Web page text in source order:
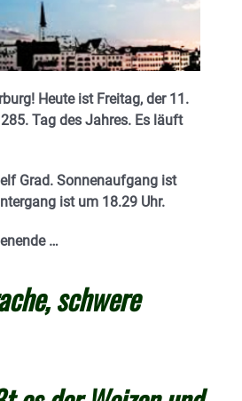
Heute ist Freitag, der 11.
Tag des Jahres. Es läuft
Grad. Sonnenaufgang ist
ist um 18.29 Uhr.
…
schwere